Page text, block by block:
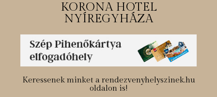
KORONA HOTEL
NYÍREGYHÁZA
Keressenek minket a rendezvenyhelyszinek.hu
oldalon is!